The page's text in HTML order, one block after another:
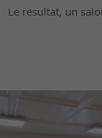
Le resultat, un